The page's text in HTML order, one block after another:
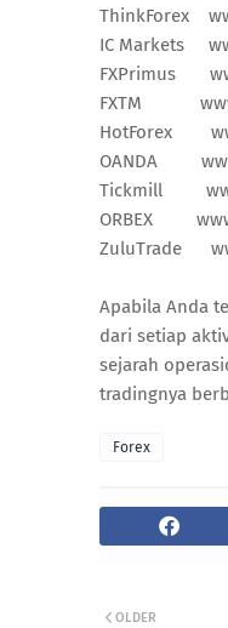
ThinkForex
IC Markets
FXPrimus
FXTM
HotForex
OANDA
Tickmill
ORBEX
ZuluTrade
Apabila Anda
dari setiap
sejarah
tradingnya
Forex
OLDER